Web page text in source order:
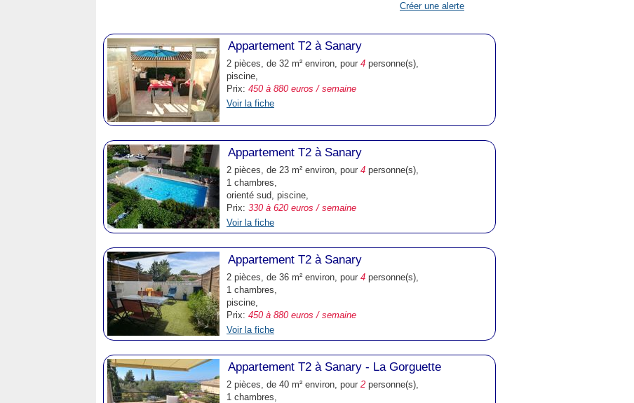
Créer une alerte
Appartement T2 à Sanary
2 pièces, de 32 m² environ, pour 4 personne(s),
piscine,
Prix: 450 à 880 euros / semaine
Voir la fiche
Appartement T2 à Sanary
2 pièces, de 23 m² environ, pour 4 personne(s),
1 chambres,
orienté sud, piscine,
Prix: 330 à 620 euros / semaine
Voir la fiche
Appartement T2 à Sanary
2 pièces, de 36 m² environ, pour 4 personne(s),
1 chambres,
piscine,
Prix: 450 à 880 euros / semaine
Voir la fiche
Appartement T2 à Sanary - La Gorguette
2 pièces, de 40 m² environ, pour 2 personne(s),
1 chambres,